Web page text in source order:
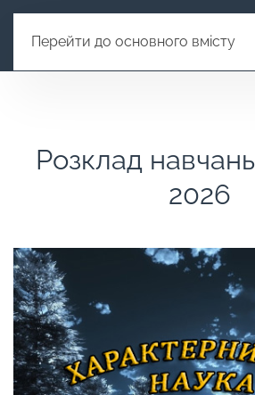
Перейти до основного вмісту
Розклад
2026